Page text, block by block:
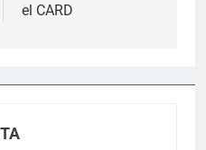
el CARD